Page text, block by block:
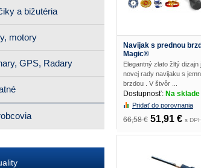
Navijak s prednou
Magic®
Elegantný zlato žltý
novej rady navijaku s
brzdou . V štvôr ...
Dostupnosť: Na sklade
Pridať do porovnania
66,58 € 51,91 € s
a bižutéria
motory
GPS, Radary